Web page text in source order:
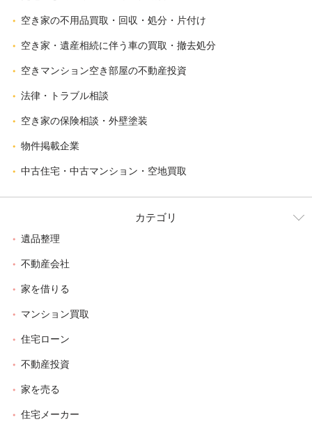
空き家の不用品買取・回収・処分・片付け
空き家・遺産相続に伴う車の買取・撤去処分
空きマンション空き部屋の不動産投資
法律・トラブル相談
空き家の保険相談・外壁塗装
物件掲載企業
中古住宅・中古マンション・空地買取
カテゴリ
遺品整理
不動産会社
家を借りる
マンション買取
住宅ローン
不動産投資
家を売る
住宅メーカー